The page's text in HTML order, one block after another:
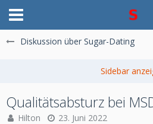
Diskussion über Sugar-Dating
Qualitätsabsturz bei
Hilton 23. Juni 2022